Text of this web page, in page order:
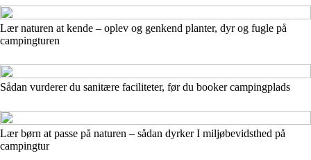
Lær naturen at kende – oplev og genkend planter, dyr og fugle på
campingturen
Sådan vurderer du sanitære faciliteter, før du booker campingplads
Lær børn at passe på naturen – sådan dyrker I miljøbevidsthed på
campingtur